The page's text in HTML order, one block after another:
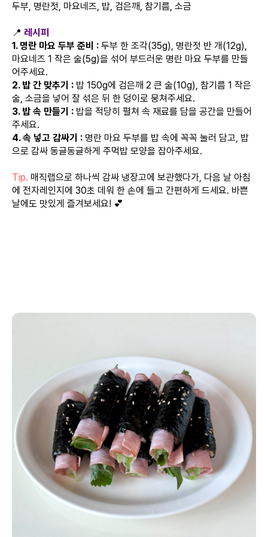
두부, 명란젓, 마요네즈, 밥, 검은깨, 참기름, 소금
📍 레시피
1. 명란 마요 두부 준비 : 두부 한 조각(35g), 명란젓 반 개(12g),
마요네즈 1 작은 술(5g)을 섞어 부드러운 명란 마요 두부를 만들
어주세요.
2. 밥 간 맞추기 : 밥 150g에 검은깨 2 큰 술(10g), 참기름 1 작은
술, 소금을 넣어 잘 섞은 뒤 한 덩이로 뭉쳐주세요.
3. 밥 속 만들기 : 밥을 적당히 펼쳐 속 재료를 담을 공간을 만들어
주세요.
4. 속 넣고 감싸기 : 명란 마요 두부를 밥 속에 꼭꼭 눌러 담고, 밥
으로 감싸 동글동글하게 주먹밥 모양을 잡아주세요.
Tip. 매직랩으로 하나씩 감싸 냉장고에 보관했다가, 다음 날 아침
에 전자레인지에 30초 데워 한 손에 들고 간편하게 드세요. 바쁜
날에도 맛있게 즐겨보세요! 💕